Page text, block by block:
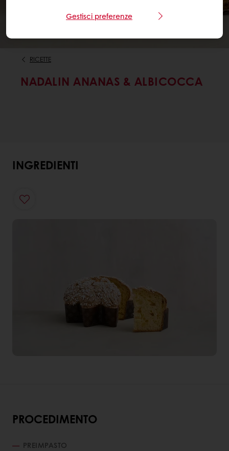
RICETTE
NADALIN ANANAS & ALBICOCCA
INGREDIENTI
PROCEDIMENTO
PREIMPASTO
Gestisci preferenze